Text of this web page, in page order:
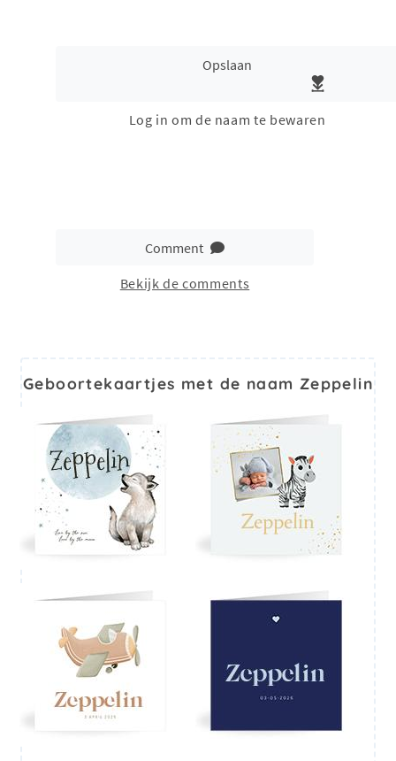
Opslaan
Log in om de naam te bewaren
Comment
Bekijk de comments
Geboortekaartjes met de naam Zeppelin